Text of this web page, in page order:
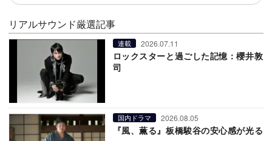
リアルサウンド厳選記事
連載 2026.07.11
ロックスターと過ごした記憶：櫻井敦
司
国内ドラマ 2026.08.05
『風、薫る』板橋駿谷の安心感が光る